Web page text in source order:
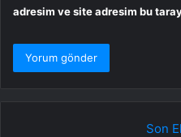
adresim ve site adresim bu
Son